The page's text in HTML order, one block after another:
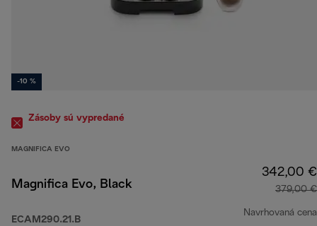
-10 %
Zásoby sú vypredané
MAGNIFICA EVO
Magnifica Evo, Black
ECAM290.21.B
342,00 €
379,00 €
Navrhovaná cena